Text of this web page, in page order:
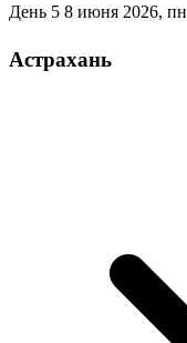
День 5 8 июня 2026, пн
Астрахань